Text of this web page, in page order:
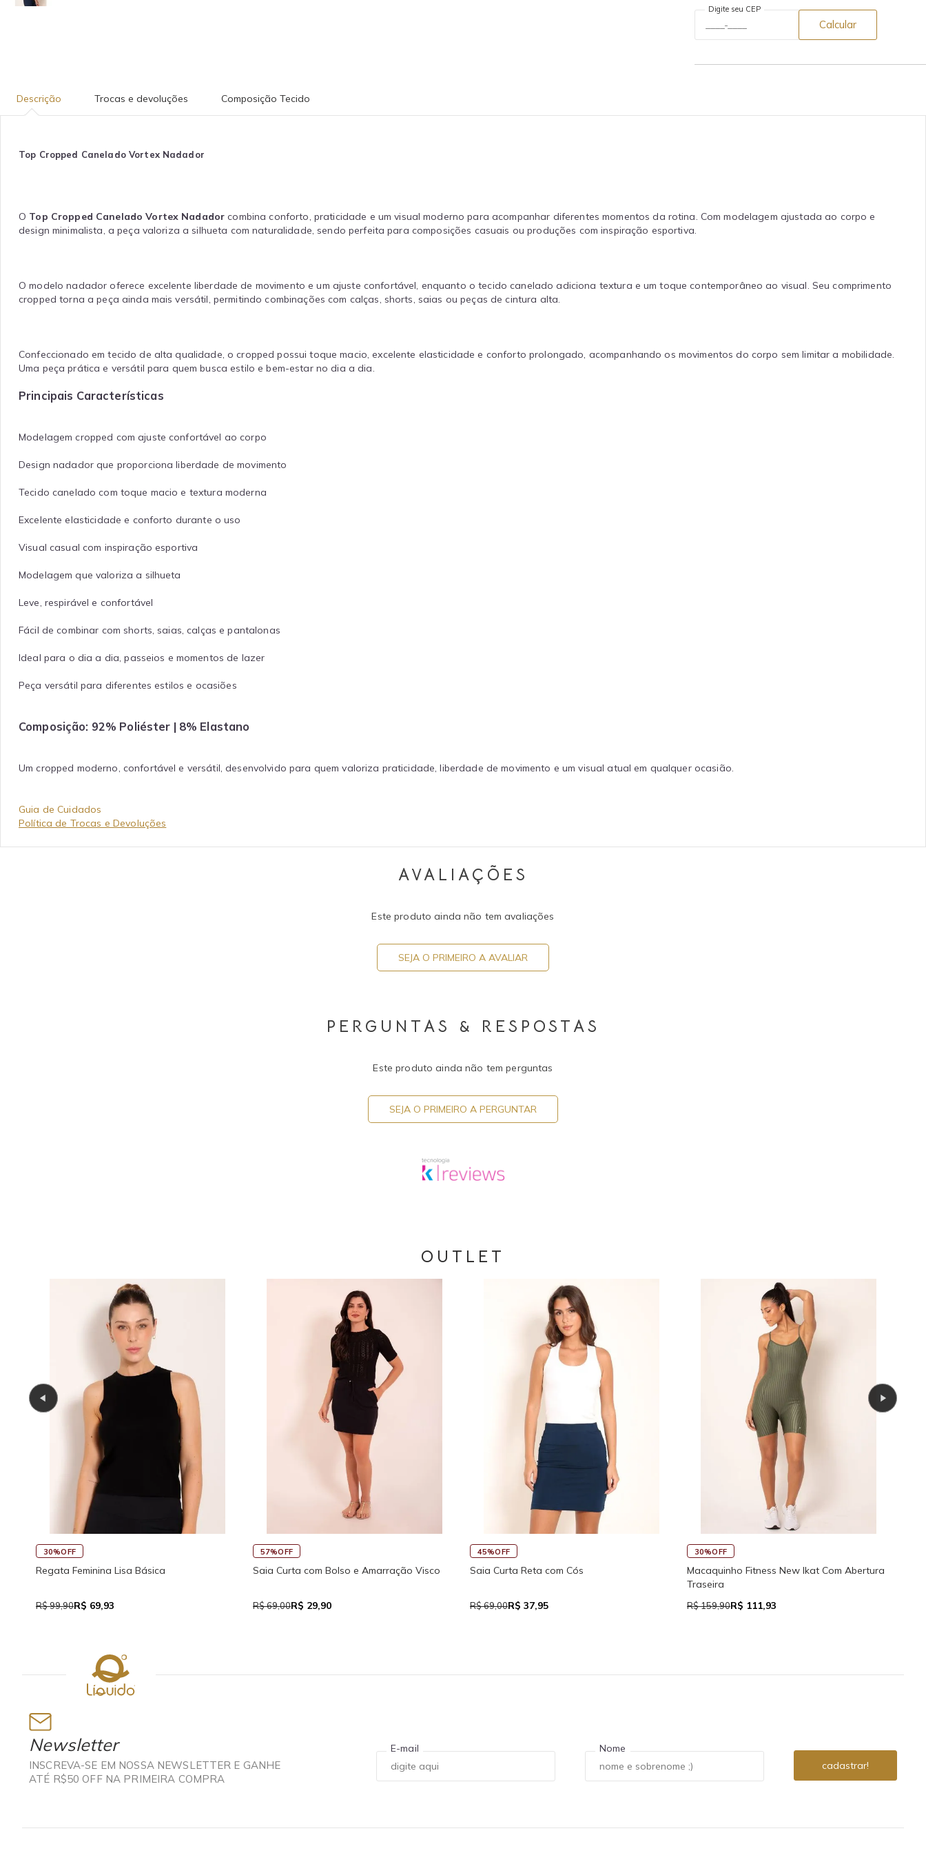
Digite seu CEP
Calcular
Descrição Trocas e devoluções Composição Tecido
Top Cropped Canelado Vortex Nadador
O Top Cropped Canelado Vortex Nadador combina conforto, praticidade e um visual moderno para acompanhar diferentes momentos da rotina. Com modelagem ajustada ao corpo e
design minimalista, a peça valoriza a silhueta com naturalidade, sendo perfeita para composições casuais ou produções com inspiração esportiva.
O modelo nadador oferece excelente liberdade de movimento e um ajuste confortável, enquanto o tecido canelado adiciona textura e um toque contemporâneo ao visual. Seu comprimento
cropped torna a peça ainda mais versátil, permitindo combinações com calças, shorts, saias ou peças de cintura alta.
Confeccionado em tecido de alta qualidade, o cropped possui toque macio, excelente elasticidade e conforto prolongado, acompanhando os movimentos do corpo sem limitar a mobilidade.
Uma peça prática e versátil para quem busca estilo e bem-estar no dia a dia.
Principais Características
Modelagem cropped com ajuste confortável ao corpo
Design nadador que proporciona liberdade de movimento
Tecido canelado com toque macio e textura moderna
Excelente elasticidade e conforto durante o uso
Visual casual com inspiração esportiva
Modelagem que valoriza a silhueta
Leve, respirável e confortável
Fácil de combinar com shorts, saias, calças e pantalonas
Ideal para o dia a dia, passeios e momentos de lazer
Peça versátil para diferentes estilos e ocasiões
Composição: 92% Poliéster | 8% Elastano
Um cropped moderno, confortável e versátil, desenvolvido para quem valoriza praticidade, liberdade de movimento e um visual atual em qualquer ocasião.
Guia de Cuidados
Política de Trocas e Devoluções
AVALIAÇÕES
Este produto ainda não tem avaliações
SEJA O PRIMEIRO A AVALIAR
PERGUNTAS & RESPOSTAS
Este produto ainda não tem perguntas
SEJA O PRIMEIRO A PERGUNTAR
OUTLET
30%OFF
Regata Feminina Lisa Básica
R$ 99,90R$ 69,93
57%OFF
Saia Curta com Bolso e Amarração Visco
R$ 69,00R$ 29,90
45%OFF
Saia Curta Reta com Cós
R$ 69,00R$ 37,95
30%OFF
Macaquinho Fitness New Ikat Com Abertura
Traseira
R$ 159,90R$ 111,93
Newsletter
INSCREVA-SE EM NOSSA NEWSLETTER E GANHE
ATÉ R$50 OFF NA PRIMEIRA COMPRA
E-mail Nome